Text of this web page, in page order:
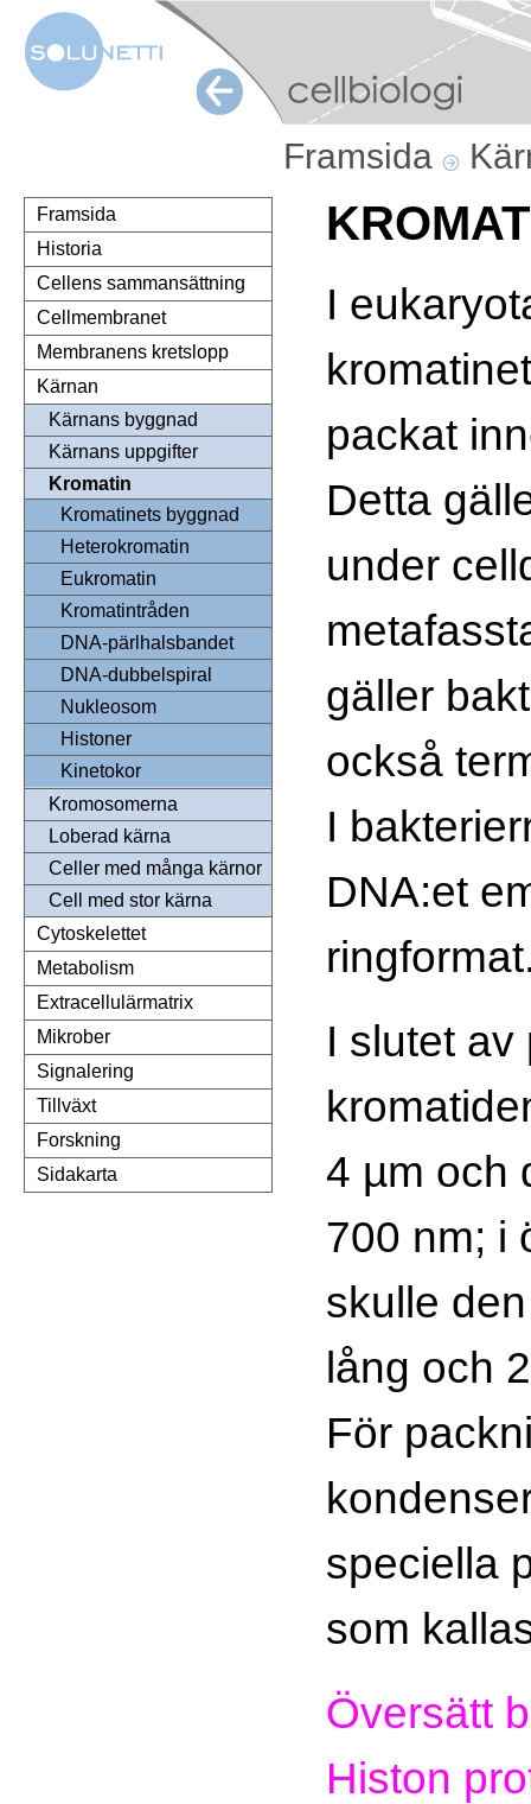
Framsida
Framsida
Historia
Cellens sammansättning
Cellmembranet
Membranens kretslopp
Kärnan
Kärnans byggnad
Kärnans uppgifter
Kromatin
Kromatinets byggnad
Heterokromatin
Eukromatin
Kromatintråden
DNA-pärlhalsbandet
DNA-dubbelspiral
Nukleosom
Histoner
Kinetokor
Kromosomerna
Loberad kärna
Celler med många kärnor
Cell med stor kärna
Cytoskelettet
Metabolism
Extracellulärmatrix
Mikrober
Signalering
Tillväxt
Forskning
Sidakarta
I
packat
Detta
under
gäller
också
I
DNA:et
I slutet av
4 µm och
700 nm; i
skulle
lång och
För
speciella
som
Översätt
Histon